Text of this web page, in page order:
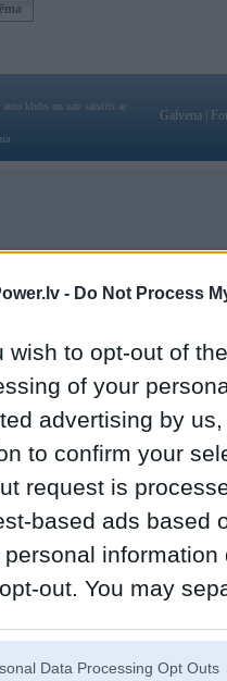
- Do Not Process
wish to opt-out of
of your
advertising by
to confirm your
request is
based ads based
personal
out. You may
Data Processing Opt Outs
auto klubs un nav saistīts ar
Galvena